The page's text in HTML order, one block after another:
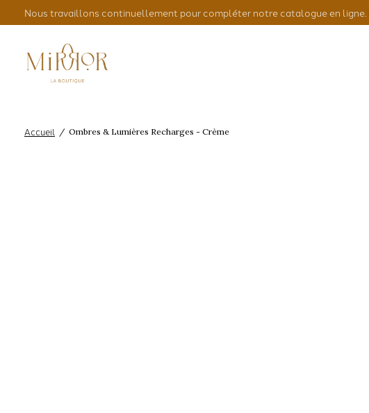
Nous travaillons continuellement pour compléter notre catalogue en ligne.
Accueil / Ombres & Lumières Recharges - Crème